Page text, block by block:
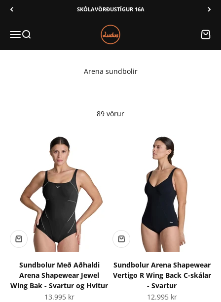
Áfram í innihald SKÓLAVÖRÐUSTÍGUR 16A
Valmynd
Leita Ludus Karfa
89 vörur
Sundbolur Með Aðhaldi
Arena Shapewear Jewel
Wing Bak - Svartur og Hvítur
Tilboðsverð
13.995 kr
Sundbolur Arena Shapewear
Vertigo R Wing Back C-skálar
- Svartur
Tilboðsverð
12.995 kr